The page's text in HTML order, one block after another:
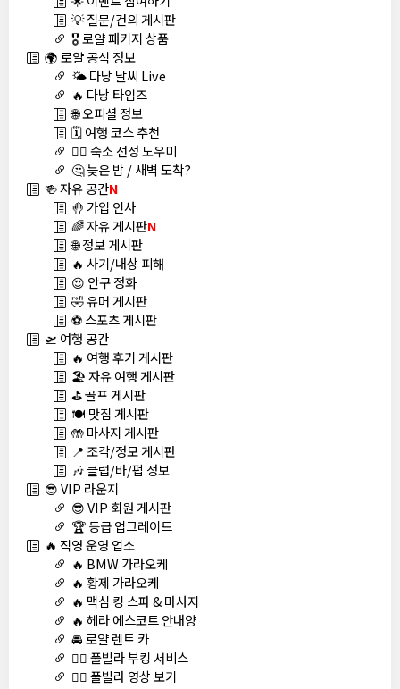
💡 질문/건의 게시판
🎖️ 로얄 패키지 상품
🌍 로얄 공식 정보
🌤️ 다낭 날씨 Live
🔥 다낭 타임즈
🌐 오피셜 정보
🗓️ 여행 코스 추천
🏊‍♀️ 숙소 선정 도우미
🤔 늦은 밤 / 새벽 도착?
🍻 자유 공간N
🤚 가입 인사
🌈 자유 게시판N
🌐 정보 게시판
🔥 사기/내상 피해
😍 안구 정화
🤣 유머 게시판
⚽ 스포츠 게시판
🛫 여행 공간
🔥 여행 후기 게시판
🏖️ 자유 여행 게시판
⛳ 골프 게시판
🍽️ 맛집 게시판
🤲 마사지 게시판
📍 조각/정모 게시판
🎶 클럽/바/펍 정보
😎 VIP 라운지
😎 VIP 회원 게시판
🏆 등급 업그레이드
🔥 직영 운영 업소
🔥 BMW 가라오케
🔥 황제 가라오케
🔥 맥심 킹 스파 & 마사지
🔥 헤라 에스코트 안내양
🚘 로얄 렌트 카
🏊‍♀️ 풀빌라 부킹 서비스
🏊‍♀️ 풀빌라 영상 보기